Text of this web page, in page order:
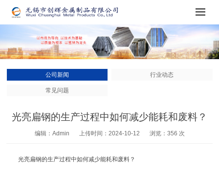
公司新闻 行业动态
常见问题
光亮扁钢的生产过程中如何减少能耗和废料？
编辑：Admin 上传时间：2024-10-12 浏览：356 次
光亮扁钢的生产过程中如何减少能耗和废料？